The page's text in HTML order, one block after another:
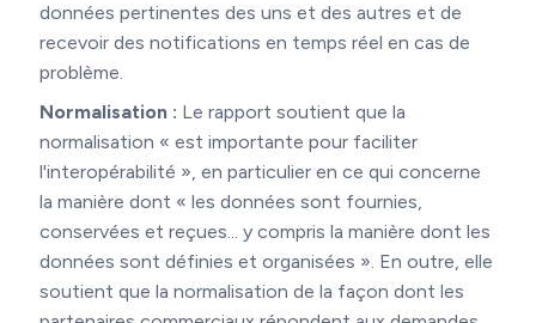
données pertinentes des uns et des autres et de
recevoir des notifications en temps réel en cas de
problème.
Normalisation : Le rapport soutient que la
normalisation « est importante pour faciliter
l'interopérabilité », en particulier en ce qui concerne
la manière dont « les données sont fournies,
conservées et reçues... y compris la manière dont les
données sont définies et organisées ». En outre, elle
soutient que la normalisation de la façon dont les